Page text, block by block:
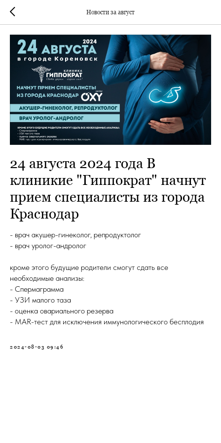
Новости за август
24 августа 2024 года В
клиникие "Гиппократ" начнут
прием специалисты из города
Краснодар
- врач акушер-гинеколог, репродуктолог
- врач уролог-андролог
кроме этого будущие родители смогут сдать все
необходимые анализы:
- Спермаграмма
- УЗИ малого таза
- оценка овариального резерва
- MAR-тест для исключения иммунологического бесплодия
2024-08-03 09:46